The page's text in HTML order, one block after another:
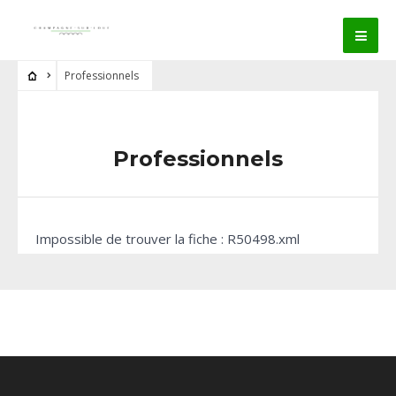
Professionnels
Professionnels
Impossible de trouver la fiche : R50498.xml